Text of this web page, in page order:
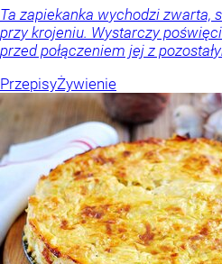
Ta zapiekanka wychodzi zwarta,
przy krojeniu. Wystarczy
przed połączeniem jej z
PrzepisyŻywienie